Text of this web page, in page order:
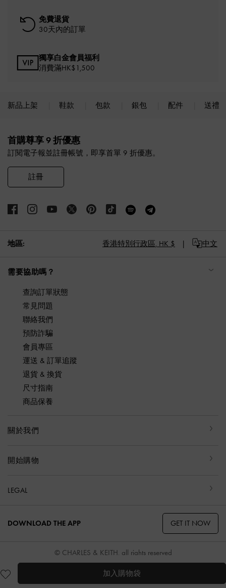
加入購物袋
免費退貨
30天內的訂單
獨享白金會員福利
消費滿HK$1,500
新品上架 鞋款 包款 銀包 配件 送禮
首購尊享 9 折優惠
訂閱電子報並註冊帳號，即享首單 9 折優惠。
註冊
地區: 香港特別行政區, HK $ 中文
需要協助嗎？
查詢訂單狀態
常見問題
聯絡我們
預防詐騙
會員專區
運送 & 訂單追蹤
退貨 & 換貨
尺寸指南
商品保養
關於我們
開始購物
LEGAL
DOWNLOAD THE APP GET IT NOW
© CHARLES & KEITH, all rights reserved